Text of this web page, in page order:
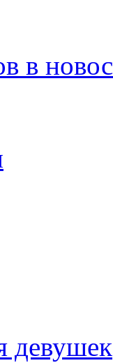
в
девушек